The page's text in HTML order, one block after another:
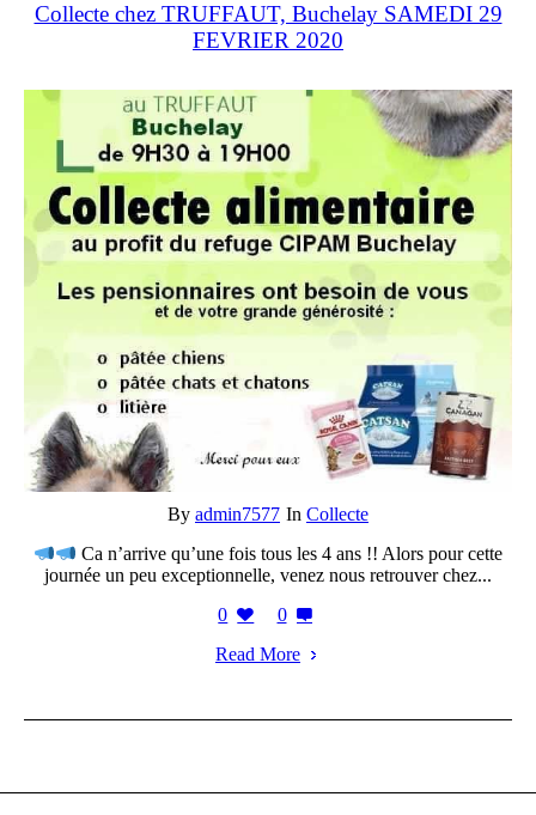
Collecte chez TRUFFAUT, Buchelay SAMEDI 29
FEVRIER 2020
By admin7577 In Collecte
Ca n’arrive qu’une fois tous les 4 ans !! Alors pour cette
journée un peu exceptionnelle, venez nous retrouver chez...
0
0
Read More